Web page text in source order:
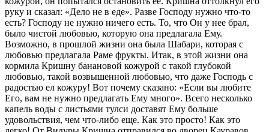
руку и сказал: «Дело не в еде». Разве Господу нужно что-то
есть? Господу не нужно ничего есть. То, что Он у нее брал,
было чистой любовью, которую она предлагала Ему.
Возможно, в прошлой жизни она была Шабари, которая с
любовью предлагала Раме фрукты. Итак, в этой жизни она
кормила Кришну банановой кожурой с такой глубокой
любовью, такой возвышенной любовью, что даже Господь с
радостью ел кожуру! Вот почему сказано: «Если вы любите
Его, вам не нужно предлагать Ему много». Всего несколько
капель воды с листьями тулси доставят Ему больше
удовольствия, чем что-либо еще. Как это просто! Как это